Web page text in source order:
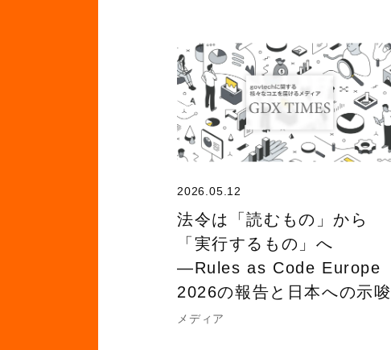
2026.05.12
法令は「読むもの」から
「実行するもの」へ
―Rules as Code Europe
2026の報告と日本への示唆
メディア